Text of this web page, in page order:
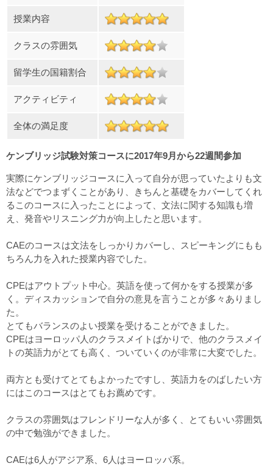
授業内容
クラスの雰囲気
留学生の国籍割合
アクティビティ
全体の満足度
ケンブリッジ試験対策コースに2017年9月から22週間参加
実際にケンブリッジコースに入って自分が思っていたよりも文
法などでつまずくことがあり、きちんと基礎をカバーしてくれ
るこのコースに入ったことによって、文法に関する知識も増
え、発音やリスニング力が向上したと思います。
CAEのコースは文法をしっかりカバーし、スピーキングにもも
ちろん力を入れた授業内容でした。
CPEはアウトプット中心。英語を使って何かをする授業が多
く。ディスカッションで自分の意見を言うことが多々ありまし
た。
とてもバランスのよい授業を受けることができました。
CPEはヨーロッパ人のクラスメイトばかりで、他のクラスメイ
トの英語力がとても高く、ついていくのが非常に大変でした。
両方とも受けてとてもよかったですし、英語力をのばしたい方
にはこのコースはとてもお薦めです。
クラスの雰囲気はフレンドリーな人が多く、とてもいい雰囲気
の中で勉強ができました。
CAEは6人がアジア系、6人はヨーロッパ系。